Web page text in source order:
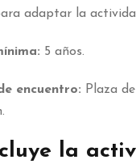
adaptar la
5 años.
encuentro: Plaza
la